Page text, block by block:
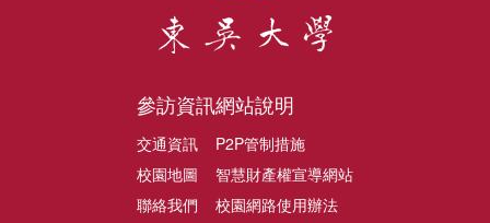
參訪資訊
交通資訊
校園地圖
聯絡我們
網站說明
P2P管制措施
智慧財產權宣導網站
校園網路使用辦法